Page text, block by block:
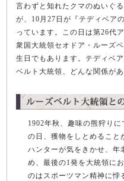
言わずと知れたクマのぬいぐ
が、10月27日が『テディベア
っています。この日は第26代
衆国大統領セオドア・ルーズ
生日でもあります。テディベ
ベルト大統領、どんな関係があ
1902年秋、趣味の熊狩り
の日、獲物をしとめること
ハンターが気をきかせ、年
め、最後の1発を大統領に
のはスポーツマン精神に悖